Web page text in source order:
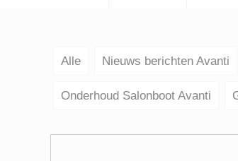
Alle Nieuws berichten Avanti
Onderhoud Salonboot Avanti